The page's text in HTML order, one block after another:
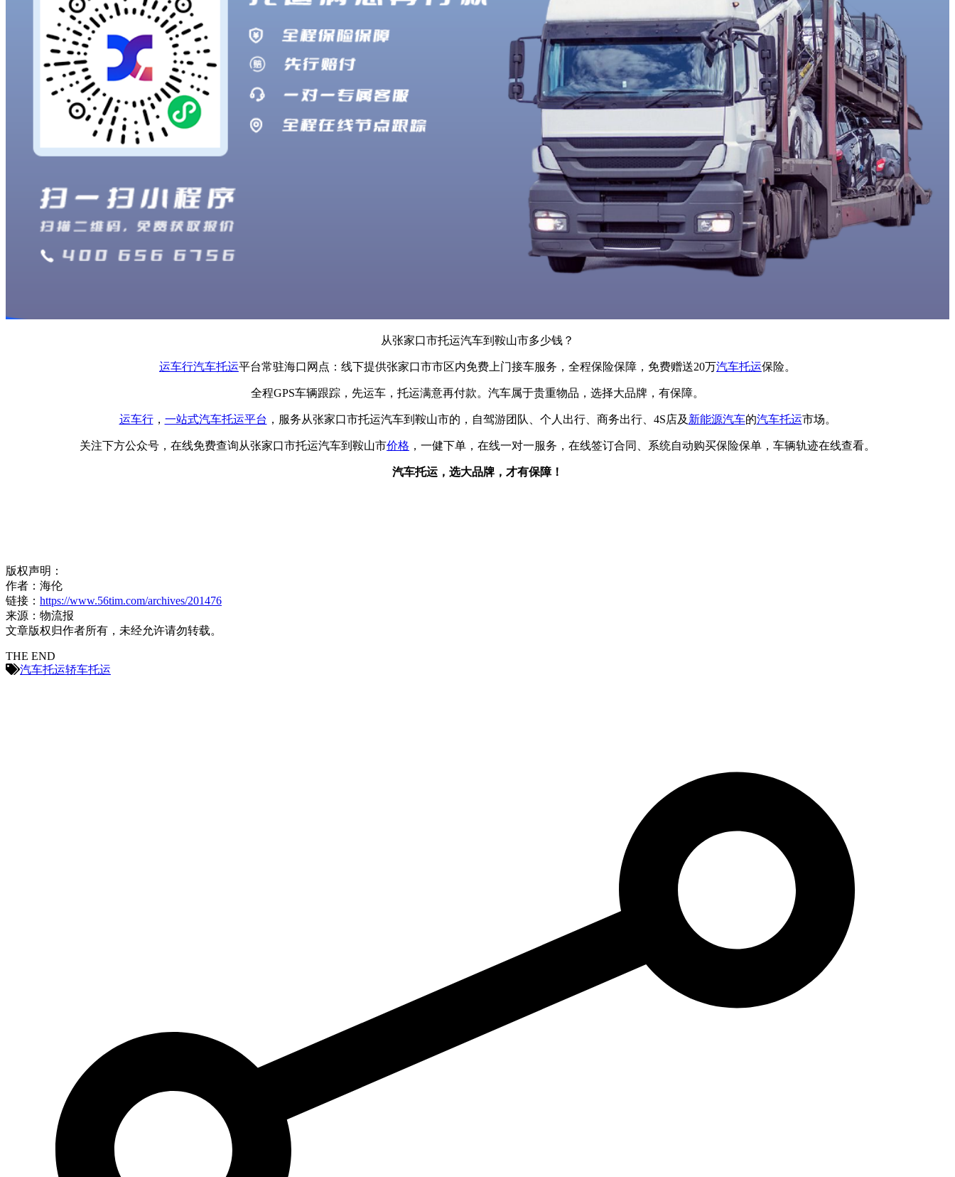
从张家口市托运汽车到鞍山市多少钱？
运车行汽车托运平台常驻海口网点：线下提供张家口市市区内免费上门接车服务，全程保险保障，免费赠送20万汽车托运保险。
全程GPS车辆跟踪，先运车，托运满意再付款。汽车属于贵重物品，选择大品牌，有保障。
运车行， 一站式汽车托运平台 ，服务从张家口市托运汽车到鞍山市的，自驾游团队、个人出行、商务出行、4S店及 新能源汽车的汽车托运市场。
关注下方公众号，在线免费查询从张家口市托运汽车到鞍山市价格 ，一健下单，在线一对一服务，在线签订合同、系统自动购买保险保单，车辆轨迹在线查看。
汽车托运，选大品牌，才有保障！
版权声明：
作者：海伦
链接： https://www.56tim.com/archives/201476
来源：物流报
文章版权归作者所有，未经允许请勿转载。
THE END
汽车托运轿车托运